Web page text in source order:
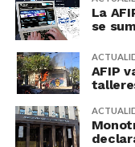
La
se
AFIP